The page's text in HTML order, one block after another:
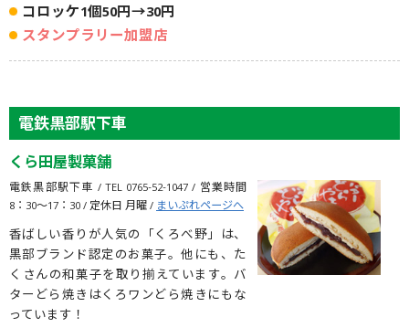
コロッケ1個50円→30円
スタンプラリー加盟店
電鉄黒部駅下車
くら田屋製菓舗
電鉄黒部駅下車 / TEL 0765-52-1047 / 営業時間
8：30〜17：30 / 定休日 月曜 /まいぷれページへ
香ばしい香りが人気の「くろべ野」は、
黒部ブランド認定のお菓子。他にも、た
くさんの和菓子を取り揃えています。バ
ターどら焼きはくろワンどら焼きにもな
っています！